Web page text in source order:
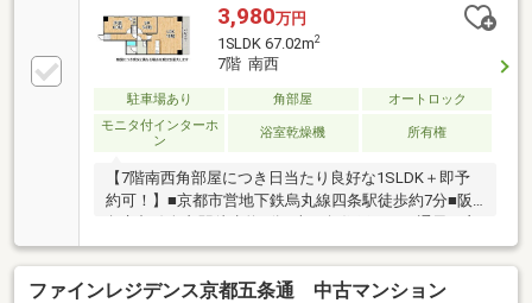
3,980万円
1SLDK 67.02m2
7階 南西
駐車場あり 角部屋
オートロック
モニタ付インターホ
ン
浴室乾燥機 所有権
【7階南西角部屋につき日当たり良好な1SLDK＋即予
約可！】■京都市営地下鉄烏丸線四条駅徒歩約7分■阪
急京都線烏丸駅徒歩約8分■南西角住戸につき通風も良
好■18帖の開放感あるLDK
ファインレジデンス京都五条通 中古マンション